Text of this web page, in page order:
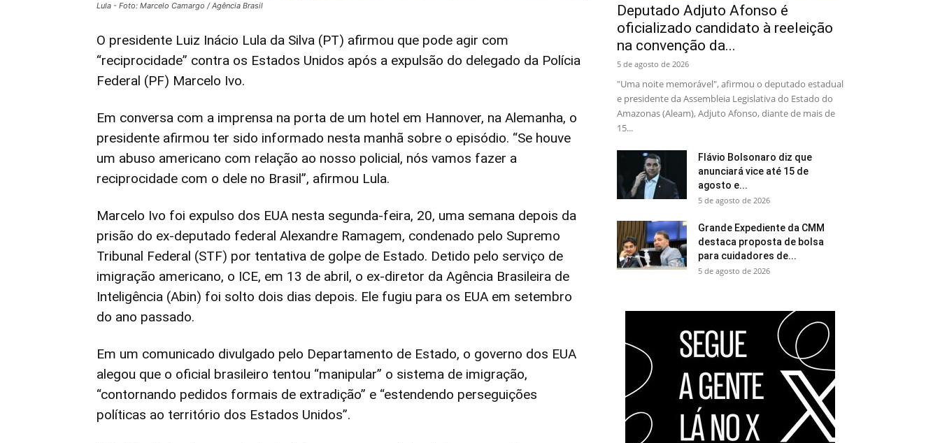
Lula - Foto: Marcelo Camargo / Agência Brasil
O presidente Luiz Inácio Lula da Silva (PT) afirmou que pode agir com
“reciprocidade” contra os Estados Unidos após a expulsão do delegado da Polícia
Federal (PF) Marcelo Ivo.
Em conversa com a imprensa na porta de um hotel em Hannover, na Alemanha, o
presidente afirmou ter sido informado nesta manhã sobre o episódio. “Se houve
um abuso americano com relação ao nosso policial, nós vamos fazer a
reciprocidade com o dele no Brasil”, afirmou Lula.
Marcelo Ivo foi expulso dos EUA nesta segunda-feira, 20, uma semana depois da
prisão do ex-deputado federal Alexandre Ramagem, condenado pelo Supremo
Tribunal Federal (STF) por tentativa de golpe de Estado. Detido pelo serviço de
imigração americano, o ICE, em 13 de abril, o ex-diretor da Agência Brasileira de
Inteligência (Abin) foi solto dois dias depois. Ele fugiu para os EUA em setembro
do ano passado.
Em um comunicado divulgado pelo Departamento de Estado, o governo dos EUA
alegou que o oficial brasileiro tentou “manipular” o sistema de imigração,
“contornando pedidos formais de extradição” e “estendendo perseguições
políticas ao território dos Estados Unidos”.
Deputado Adjuto Afonso é
oficializado candidato à reeleição
na convenção da...
5 de agosto de 2026
"Uma noite memorável", afirmou o deputado estadual
e presidente da Assembleia Legislativa do Estado do
Amazonas (Aleam), Adjuto Afonso, diante de mais de
15...
Flávio Bolsonaro diz que
anunciará vice até 15 de
agosto e...
5 de agosto de 2026
Grande Expediente da CMM
destaca proposta de bolsa
para cuidadores de...
5 de agosto de 2026